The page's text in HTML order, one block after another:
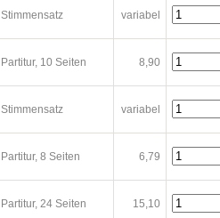
Stimmensatz variabel
Partitur, 10 Seiten 8,90
Stimmensatz variabel
Partitur, 8 Seiten 6,79
Partitur, 24 Seiten 15,10